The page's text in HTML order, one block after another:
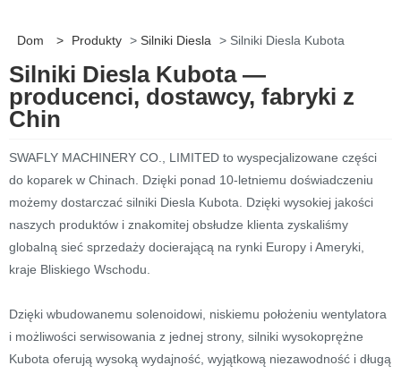
Dom > Produkty > Silniki Diesla > Silniki Diesla Kubota
Silniki Diesla Kubota —
producenci, dostawcy, fabryki z
Chin
SWAFLY MACHINERY CO., LIMITED to wyspecjalizowane części
do koparek w Chinach. Dzięki ponad 10-letniemu doświadczeniu
możemy dostarczać silniki Diesla Kubota. Dzięki wysokiej jakości
naszych produktów i znakomitej obsłudze klienta zyskaliśmy
globalną sieć sprzedaży docierającą na rynki Europy i Ameryki,
kraje Bliskiego Wschodu.
Dzięki wbudowanemu solenoidowi, niskiemu położeniu wentylatora
i możliwości serwisowania z jednej strony, silniki wysokoprężne
Kubota oferują wysoką wydajność, wyjątkową niezawodność i długą